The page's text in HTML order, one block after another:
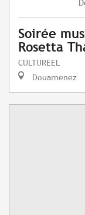
Soirée
Rosetta
CULTUREEL
Douarnenez